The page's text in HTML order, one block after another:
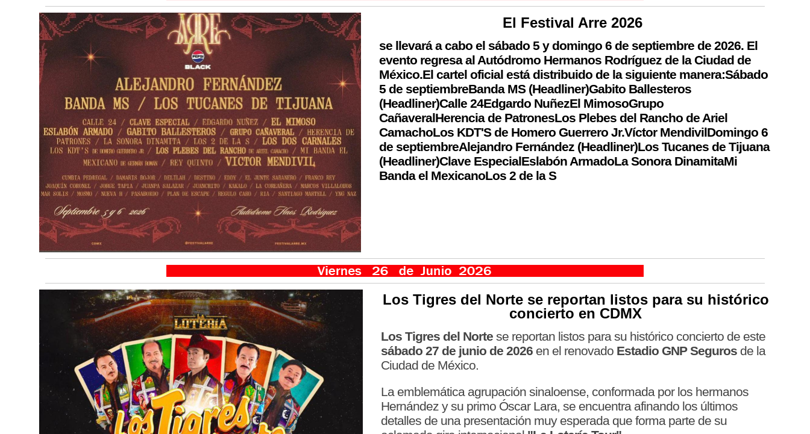
El Festival Arre 2026
se llevará a cabo el sábado 5 y domingo 6 de septiembre de 2026. El
evento regresa al Autódromo Hermanos Rodríguez de la Ciudad de
México.El cartel oficial está distribuido de la siguiente manera:Sábado
5 de septiembreBanda MS (Headliner)Gabito Ballesteros
(Headliner)Calle 24Edgardo NuñezEl MimosoGrupo
CañaveralHerencia de PatronesLos Plebes del Rancho de Ariel
CamachoLos KDT'S de Homero Guerrero Jr.Víctor MendivilDomingo 6
de septiembreAlejandro Fernández (Headliner)Los Tucanes de Tijuana
(Headliner)Clave EspecialEslabón ArmadoLa Sonora DinamitaMi
Banda el MexicanoLos 2 de la S
Los Tigres del Nortese reportan listos para su histórico
concierto en CDMX
Los Tigres del Nortese reportan listos para su histórico concierto de este
sábado 27 de junio de 2026en el renovado Estadio GNP Segurosde la
Ciudad de México.
La emblemática agrupación sinaloense, conformada por los hermanos
Hernández y su primo Óscar Lara, se encuentra afinando los últimos
detalles de una presentación muy esperada que forma parte de su